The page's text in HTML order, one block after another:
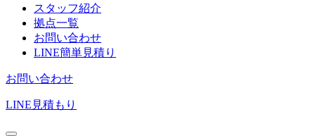
スタッフ紹介
拠点一覧
お問い合わせ
LINE簡単見積り
お問い合わせ
LINE見積もり